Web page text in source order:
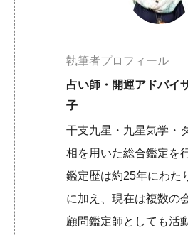
執筆者プロフィール
占い師・開運アドバイ
子
干支九星・九星気学・
相を用いた総合鑑定を
鑑定歴は約25年にわた
に加え、現在は複数の
顧問鑑定師としても活